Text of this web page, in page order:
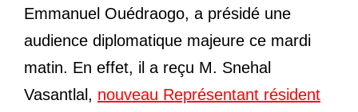
Emmanuel Ouédraogo, a présidé une
audience diplomatique majeure ce mardi
matin. En effet, il a reçu M. Snehal
Vasantlal, nouveau Représentant résident